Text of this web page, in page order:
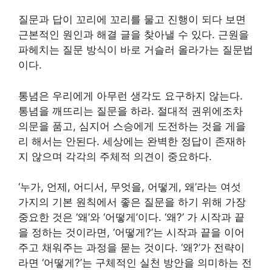
질문과 답이 꼬리에 꼬리를 물고 진행이 되다 보면
근본적인 원인과 해결 글을 찾아낼 수 있다. 근원을
파헤치는 질문 방식이 바로 거슬러 올라가는 질문법
이다.
통념은 우리에게 아무런 생각도 요구하지 않는다.
통념을 깨뜨리는 질문을 하라. 절대적 권위에조차
의문을 품고, 심지어 스승에게 도전하는 것을 게을
리 해서는 안된다. 세상에는 완벽한 정답이 존재하
지 않으며 각각의 주체적 의견이 중요하다.
‘누가, 언제, 어디서, 무엇을, 어떻게, 왜’라는 여섯
가지의 기본 원칙에서 좋은 질문을 하기 위해 가장
중요한 것은 ‘왜’와 ‘어떻게’이다. ‘왜?’ 가 시작과 끝
을 정하는 것이라면, ‘어떻게?’는 시작과 끝을 이어
주고 채워주는 과정을 묻는 것이다. ‘왜?’가 전략이
라면 ‘어떻게?’는 구체적인 실천 방안을 의미하는 전